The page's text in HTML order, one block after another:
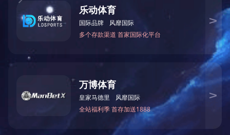
息县高中教学楼屋面设备
建筑面积：㎡
占地面积：㎡